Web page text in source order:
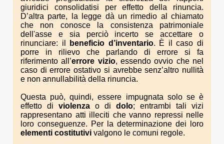
giuridici consolidatisi per effetto della rinuncia.
D’altra parte, la legge dà un rimedio al chiamato
che non conosce la consistenza patrimoniale
dell'asse e sia perciò incerto se accettare o
rinunciare: il
beneficio d’inventario. È il caso di
porre in rilievo che parlando di errore si fa
riferimento all’errore vizio, essendo ovvio che nel
caso di errore ostativo si avrebbe senz’altro nullità
e non annullabilità della rinuncia.
Questa può, quindi, essere impugnata solo se è
effetto di violenza o di dolo; entrambi tali vizi
rappresentano atti illeciti che vanno repressi nelle
loro conseguenze. Per la determinazione dei loro
elementi costitutivi valgono le comuni regole.